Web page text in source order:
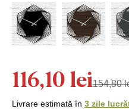
116,10 lei154,80
Livrare estimată în 3 zile